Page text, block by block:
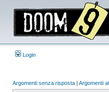
Login
Argomenti senza risposta | Argomenti